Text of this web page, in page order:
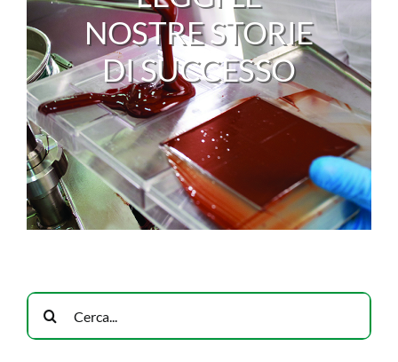
NOSTRE STORIE
DI SUCCESSO
Cerca
per: